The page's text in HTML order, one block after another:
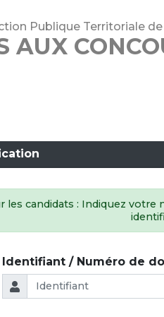
Publique Territoriale
AUX
les candidats : Indiquez
Identifiant / Numéro de